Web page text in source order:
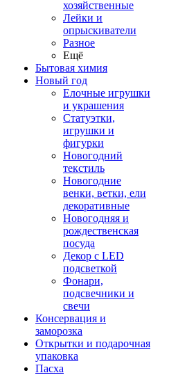
хозяйственные
Лейки и
опрыскиватели
Разное
Ещё
Бытовая химия
Новый год
Елочные игрушки
и украшения
Статуэтки,
игрушки и
фигурки
Новогодний
текстиль
Новогодние
венки, ветки, ели
декоративные
Новогодняя и
рождественская
посуда
Декор с LED
подсветкой
Фонари,
подсвечники и
свечи
Консервация и
заморозка
Открытки и подарочная
упаковка
Пасха